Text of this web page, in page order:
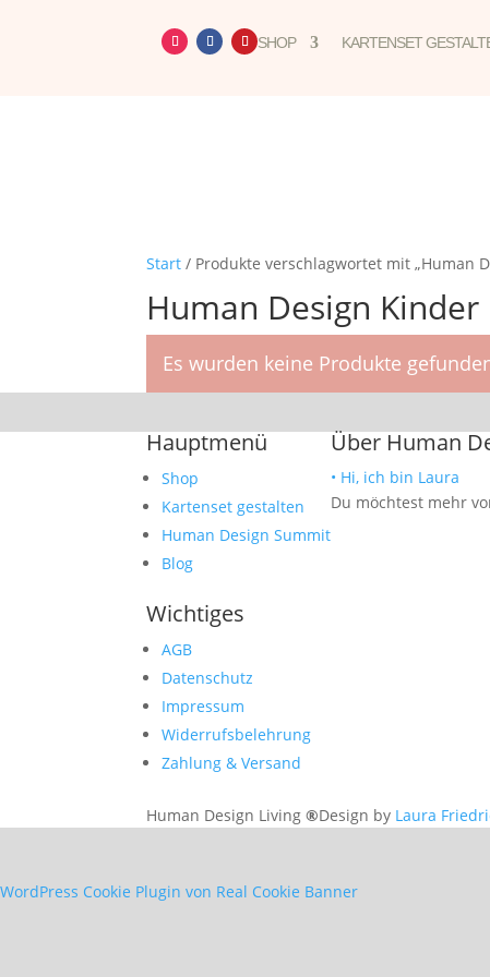
SHOP KARTENSET
Start / Produkte verschlagwortet mit „Human
Human Design Kinder
Es wurden keine Produkte
Hauptmenü
Shop
Kartenset gestalten
Human Design Summit
Blog
Über Human
• Hi, ich bin Laura
Du möchtest mehr
Wichtiges
AGB
Datenschutz
Impressum
Widerrufsbelehrung
Zahlung & Versand
Human Design Living®Design by Laura
WordPress Cookie Plugin von Real Cookie Banner